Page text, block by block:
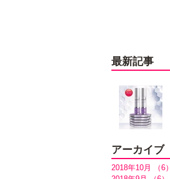
最新記事
アーカイブ
2018年10月 （6）